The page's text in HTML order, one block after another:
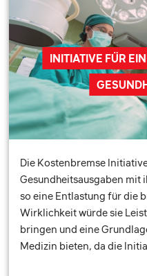
INITIATIVE FÜR
Die Kostenbremse
Gesundheitsausgaben mit
so eine Entlastung für die
Wirklichkeit würde sie
bringen und eine
Medizin bieten, da die